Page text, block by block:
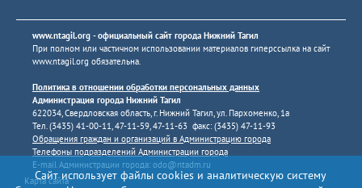
www.ntagil.org - официальный сайт города Нижний Тагил
При полном или частичном использовании материалов гиперссылка на сайт
www.ntagil.org обязательна.
Политика в отношении обработки персональных данных
Администрация города Нижний Тагил
622034, Свердловская область, г. Нижний Тагил, ул. Пархоменко, 1а
Тел. (3435) 41-00-11, 47-11-59, 47-11-63 факс: (3435) 47-11-93
Обращения граждан и организаций в Администрацию города
Телефоны подразделений Администрации города
E-mail Администрации города: odo@ntadm.ru
Карта сайта
Сайт использует файлы cookies и аналитическую систему